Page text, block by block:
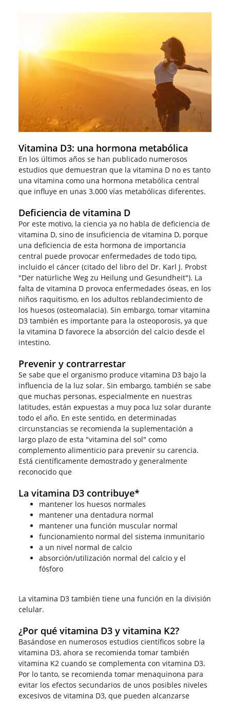
Vitamina D3: una hormona metabólica
En los últimos años se han publicado numerosos
estudios que demuestran que la vitamina D no es tanto
una vitamina como una hormona metabólica central
que influye en unas 3.000 vías metabólicas diferentes.
Deficiencia de vitamina D
Por este motivo, la ciencia ya no habla de deficiencia de
vitamina D, sino de insuficiencia de vitamina D, porque
una deficiencia de esta hormona de importancia
central puede provocar enfermedades de todo tipo,
incluido el cáncer (citado del libro del Dr. Karl J. Probst
"Der natürliche Weg zu Heilung und Gesundheit"). La
falta de vitamina D provoca enfermedades óseas, en los
niños raquitismo, en los adultos reblandecimiento de
los huesos (osteomalacia). Sin embargo, tomar vitamina
D3 también es importante para la osteoporosis, ya que
la vitamina D favorece la absorción del calcio desde el
intestino.
Prevenir y contrarrestar
Se sabe que el organismo produce vitamina D3 bajo la
influencia de la luz solar. Sin embargo, también se sabe
que muchas personas, especialmente en nuestras
latitudes, están expuestas a muy poca luz solar durante
todo el año. En este sentido, en determinadas
circunstancias se recomienda la suplementación a
largo plazo de esta "vitamina del sol" como
complemento alimenticio para prevenir su carencia.
Está científicamente demostrado y generalmente
reconocido que
La vitamina D3 contribuye*
mantener los huesos normales
mantener una dentadura normal
mantener una función muscular normal
funcionamiento normal del sistema inmunitario
a un nivel normal de calcio
absorción/utilización normal del calcio y el
fósforo
La vitamina D3 también tiene una función en la división
celular.
¿Por qué vitamina D3 y vitamina K2?
Basándose en numerosos estudios científicos sobre la
vitamina D3, ahora se recomienda tomar también
vitamina K2 cuando se complementa con vitamina D3.
Por lo tanto, se recomienda tomar menaquinona para
evitar los efectos secundarios de unos posibles niveles
excesivos de vitamina D3, que pueden alcanzarse